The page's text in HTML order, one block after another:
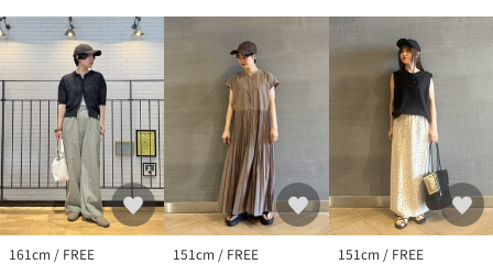
※WEBサイト・一部店舗限定カラー：OFF WHITE
店舗へお問い合わせの際は、全国のgreen label relaxing各店舗ま
で下記の品名/品番をお申し付けください。
品名：◆SC EXNE920CO/LI/CAP 品番：36384000022
161cm / FREE 151cm / FREE 151cm / FREE